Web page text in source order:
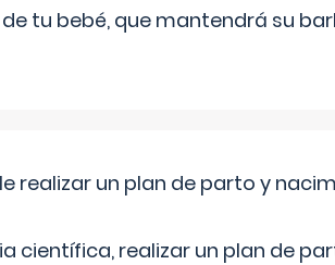
tu bebé, que mantendrá su
realizar un plan de parto y
científica, realizar un plan de